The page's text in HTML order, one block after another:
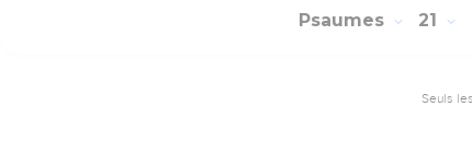
Psaumes 21
Seuls